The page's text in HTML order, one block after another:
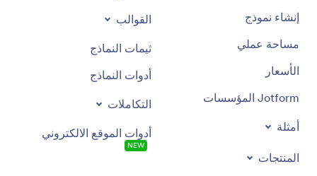
إنشاء نموذج
مساحة عملي
الأسعار
Jotform المؤسسات
أمثلة
المنتجات
القوالب
ثيمات النماذج
أدوات النماذج
التكاملات
أدوات الموقع الالكتروني
NEW